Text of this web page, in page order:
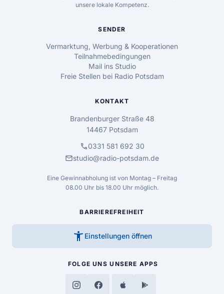
unsere lokale Kompetenz.
SENDER
Vermarktung, Werbung & Kooperationen
Teilnahmebedingungen
Mail ins Studio
Freie Stellen bei Radio Potsdam
KONTAKT
Brandenburger Straße 48
14467 Potsdam
call0331 581 692 30
mailstudio@radio-potsdam.de
Eine Gewinnabholung ist von Montag – Freitag
08.00 Uhr bis 18.00 Uhr möglich.
BARRIEREFREIHEIT
accessibility_new Einstellungen öffnen
FOLGE UNS UNSERE APPS